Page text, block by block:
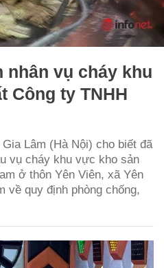
nhân vụ cháy khu
Công ty TNHH
Lâm (Hà Nội) cho biết đã
vụ cháy khu vực kho sản
ở thôn Yên Viên, xã Yên
về quy định phòng chống,